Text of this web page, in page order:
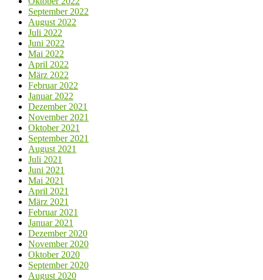
September 2022
August 2022
Juli 2022
Juni 2022
Mai 2022
April 2022
März 2022
Februar 2022
Januar 2022
Dezember 2021
November 2021
Oktober 2021
September 2021
August 2021
Juli 2021
Juni 2021
Mai 2021
April 2021
März 2021
Februar 2021
Januar 2021
Dezember 2020
November 2020
Oktober 2020
September 2020
August 2020